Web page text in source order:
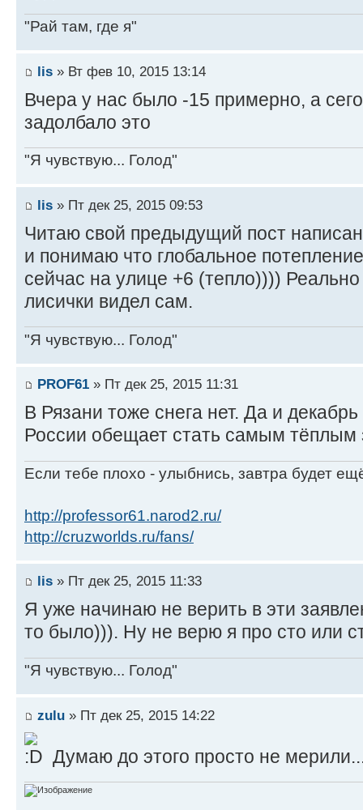
"Рай там, где я"
lis » Вт фев 10, 2015 13:14
Вчера у нас было -15 примерно, а
задолбало это
"Я чувствую... Голод"
lis » Пт дек 25, 2015 09:53
Читаю свой предыдущий пост
и понимаю что глобальное
сейчас на улице +6 (тепло))))
лисички видел сам.
"Я чувствую... Голод"
PROF61 » Пт дек 25, 2015 11:31
В Рязани тоже снега нет. Да и
России обещает стать самым тёплым
Если тебе плохо - улыбнись, завтра будет
http://professor61.narod2.ru/
http://cruzworlds.ru/fans/
lis » Пт дек 25, 2015 11:33
Я уже начинаю не верить в эти
то было))). Ну не верю я про сто или
"Я чувствую... Голод"
zulu » Пт дек 25, 2015 14:22
Думаю до этого просто не